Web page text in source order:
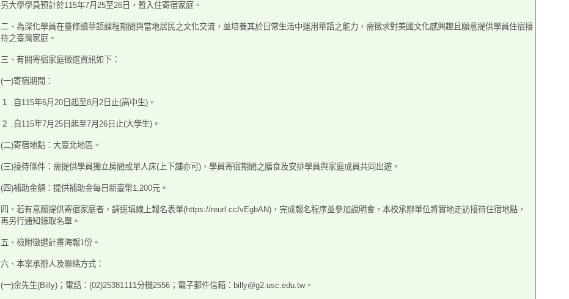
另大學學員預計於115年7月25至26日，暫入住寄宿家庭。
二、為深化學員在臺修讀華語課程期間與當地居民之文化交流，並培養其於日常生活中運用華語之能力，需徵求對美國文化感興趣且願意提供學員住宿接
待之臺灣家庭。
三、有關寄宿家庭徵選資訊如下：
(一)寄宿期間：
１ .自115年6月20日起至8月2日止(高中生)。
２ .自115年7月25日起至7月26日止(大學生)。
(二)寄宿地點：大臺北地區。
(三)接待條件：需提供學員獨立房間或單人床(上下舖亦可)、學員寄宿期間之膳食及安排學員與家庭成員共同出遊。
(四)補助金額：提供補助金每日新臺幣1,200元。
四、若有意願提供寄宿家庭者，請逕填線上報名表單(https://reurl.cc/vEgbAN)，完成報名程序並參加說明會，本校承辦單位將實地走訪接待住宿地點，
再另行通知錄取名單。
五、檢附徵選計畫海報1份。
六、本案承辦人及聯絡方式：
(一)余先生(Billy)；電話：(02)25381111分機2556；電子郵件信箱：billy@g2.usc.edu.tw。